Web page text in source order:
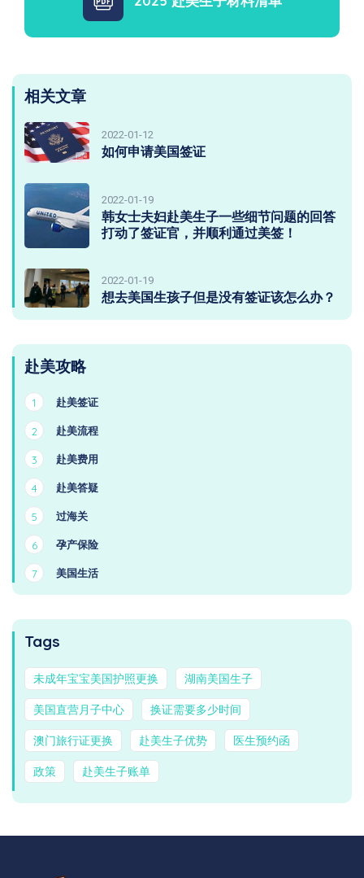
相关文章
2022-01-12
如何申请美国签证
2022-01-19
韩女士夫妇赴美生子一些细节问题的回答
打动了签证官，并顺利通过美签！
2022-01-19
想去美国生孩子但是没有签证该怎么办？
赴美攻略
1 赴美签证
2 赴美流程
3 赴美费用
4 赴美答疑
5 过海关
6 孕产保险
7 美国生活
Tags
未成年宝宝美国护照更换 湖南美国生子
美国直营月子中心 换证需要多少时间
澳门旅行证更换 赴美生子优势 医生预约函
政策 赴美生子账单